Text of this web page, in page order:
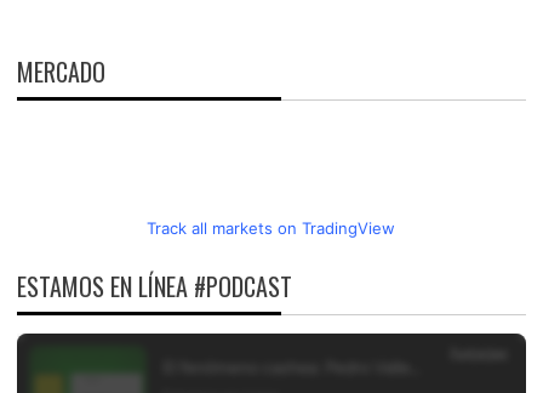
MERCADO
Track all markets on TradingView
ESTAMOS EN LÍNEA #PODCAST